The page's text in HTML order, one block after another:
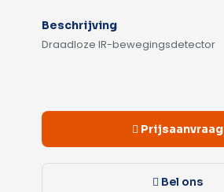
Beschrijving
Draadloze IR-bewegingsdetector
Prijsaanvraag
Bel ons